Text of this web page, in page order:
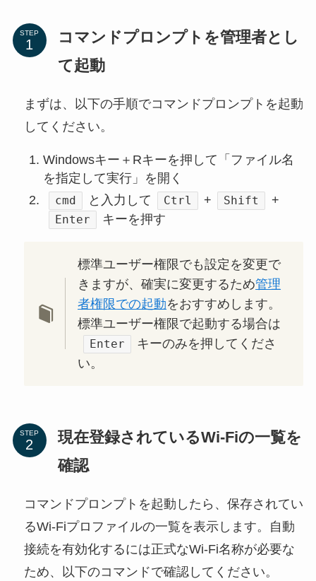
STEP
コマンドプロンプトを管理者とし
て起動
まずは、以下の手順でコマンドプロンプトを起動
してください。
Windowsキー＋Rキーを押して「ファイル名
を指定して実行」を開く
cmd と入力して Ctrl + Shift +
Enter キーを押す
標準ユーザー権限でも設定を変更で
きますが、確実に変更するため管理
者権限での起動をおすすめします。
標準ユーザー権限で起動する場合は
Enter
キーのみを押してくださ
い。
STEP
現在登録されているWi-Fiの一覧を
確認
コマンドプロンプトを起動したら、保存されてい
るWi-Fiプロファイルの一覧を表示します。自動
接続を有効化するには正式なWi-Fi名称が必要な
ため、以下のコマンドで確認してください。